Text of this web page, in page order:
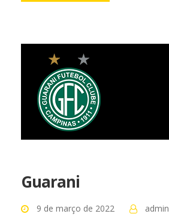
Guarani
9 de março de 2022 admin